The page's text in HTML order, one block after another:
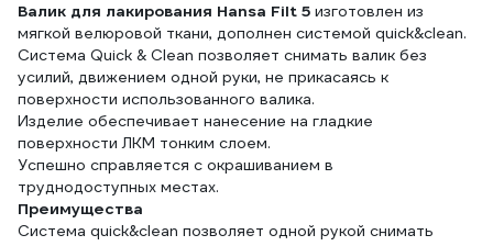
Валик для лакирования Hansa Filt 5 изготовлен из
мягкой велюровой ткани, дополнен системой quick&clean.
Система Quick & Clean позволяет снимать валик без
усилий, движением одной руки, не прикасаясь к
поверхности использованного валика.
Изделие обеспечивает нанесение на гладкие
поверхности ЛКМ тонким слоем.
Успешно справляется с окрашиванием в
труднодоступных местах.
Преимущества
Система quick&clean позволяет одной рукой снимать